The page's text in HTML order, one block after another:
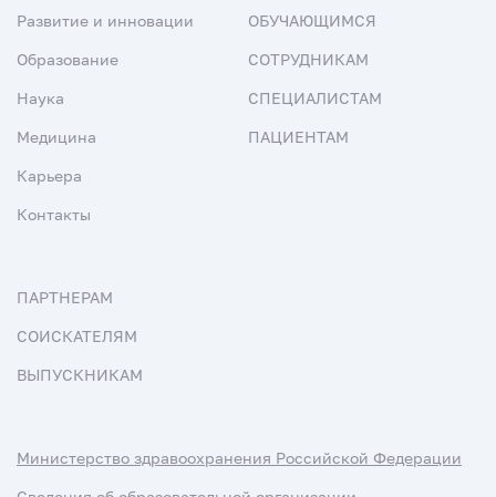
Развитие и инновации
Образование
Наука
Медицина
Карьера
Контакты
ОБУЧАЮЩИМСЯ
СОТРУДНИКАМ
СПЕЦИАЛИСТАМ
ПАЦИЕНТАМ
ПАРТНЕРАМ
СОИСКАТЕЛЯМ
ВЫПУСКНИКАМ
Министерство здравоохранения Российской Федерации